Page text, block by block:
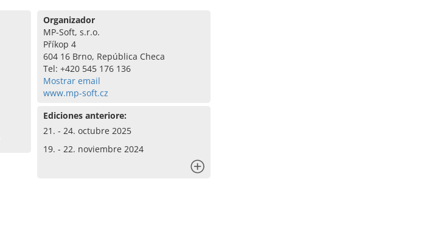
Organizador
MP-Soft, s.r.o.
Příkop 4
604 16 Brno, República Checa
Tel: +420 545 176 136
Mostrar email
www.mp-soft.cz
Ediciones anteriore:
21. - 24. octubre 2025
19. - 22. noviembre 2024